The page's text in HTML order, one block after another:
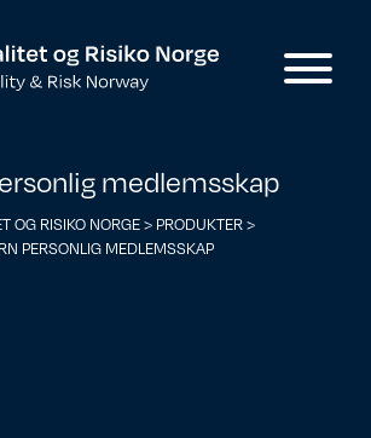
medlemsskap
OG RISIKO NORGE> PRODUKTER>
PERSONLIG MEDLEMSSKAP